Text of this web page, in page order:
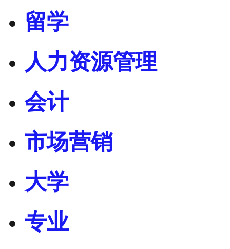
留学
人力资源管理
会计
市场营销
大学
专业